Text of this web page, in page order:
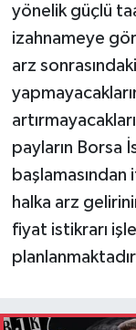
yönelik güçlü
izahnameye
arz
payların Borsa
halka arz
fiyat istikrarı